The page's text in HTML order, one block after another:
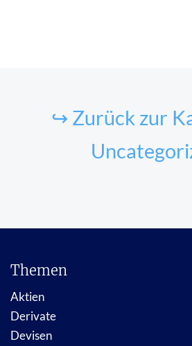
↪ Zurück zur
Themen
Aktien
Derivate
Devisen